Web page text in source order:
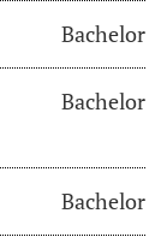
Bachelor
Bachelor
Bachelor